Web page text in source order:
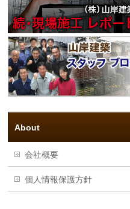
About
会社概要
個人情報保護方針